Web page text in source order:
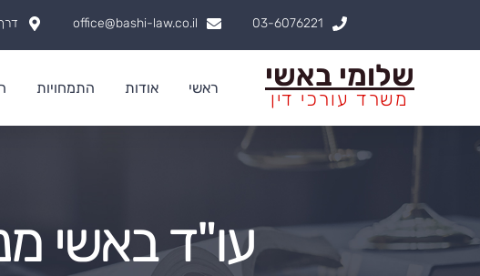
03-6076221
office@bashi-law.co.il דרך
שלומי באשי
משרד עורכי דין ראשי אודות התמחויות
עו"ד באשי